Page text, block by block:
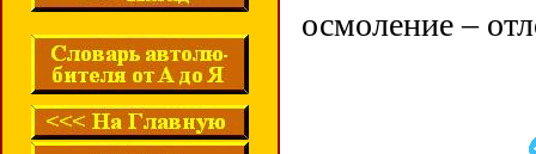
осмоление –